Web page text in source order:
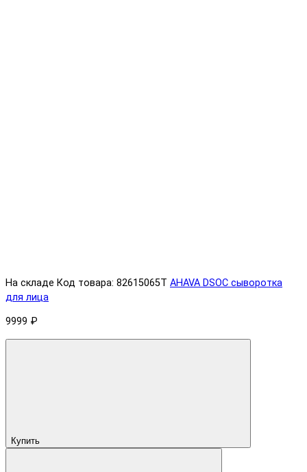
На складе Код товара: 82615065T AHAVA DSOC сыворотка
для лица
9999 ₽
Купить